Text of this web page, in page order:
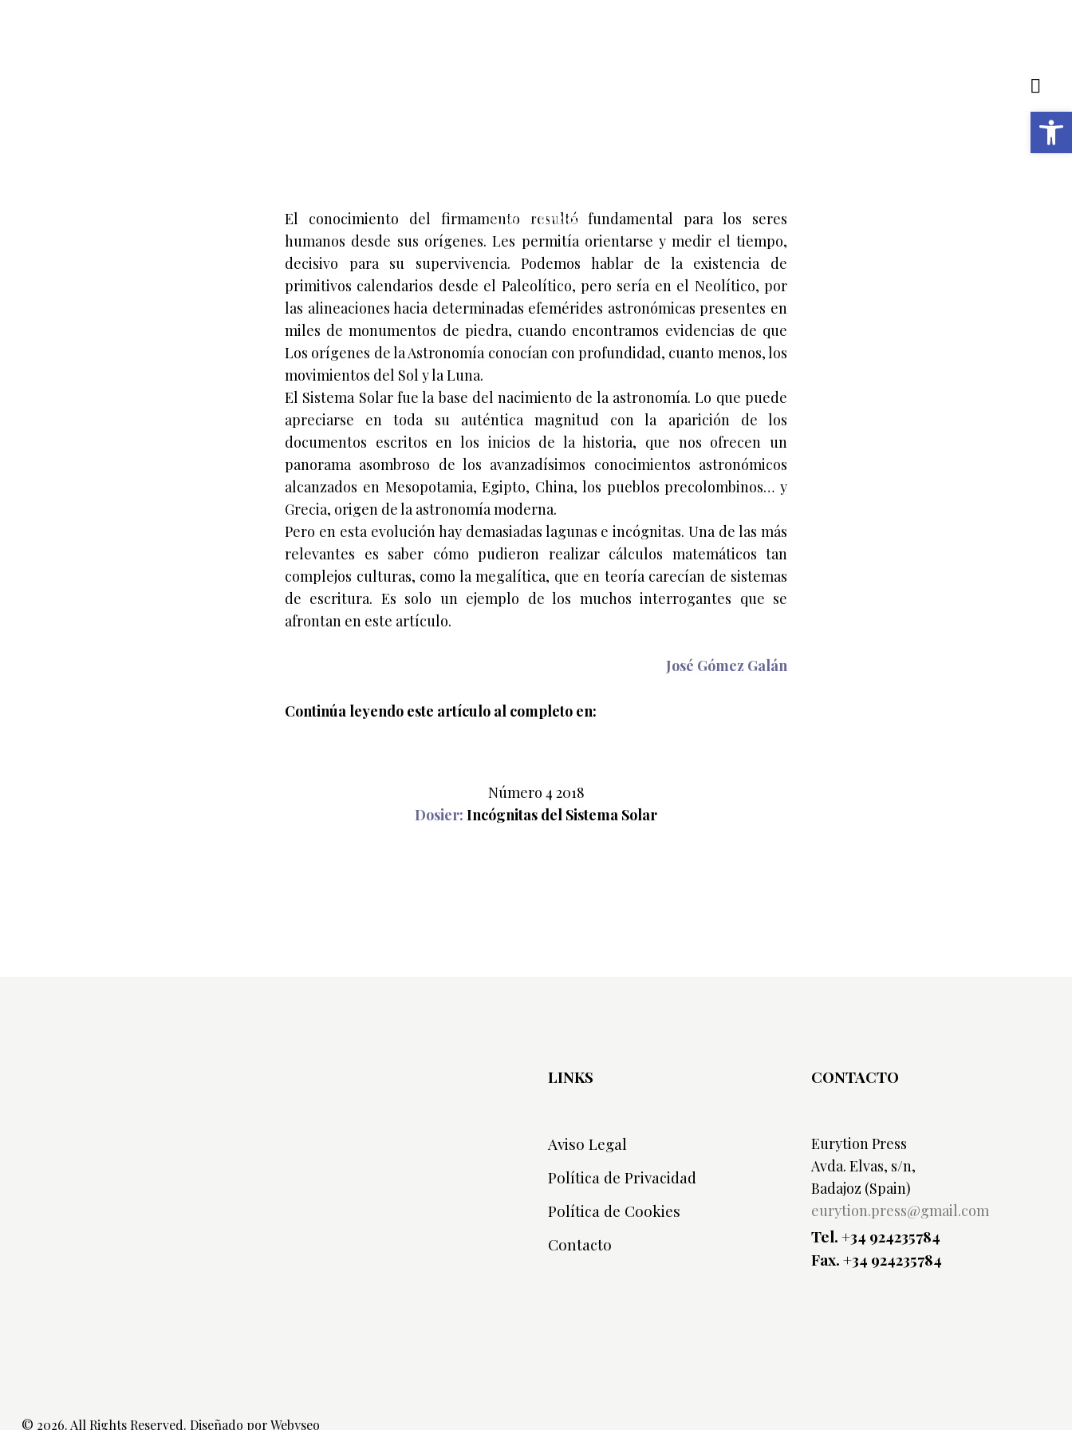
EURYTIONPRESS
El conocimiento del firmamento resultó fundamental para los seres
humanos desde sus orígenes. Les permitía orientarse y medir el tiempo,
decisivo para su supervivencia. Podemos hablar de la existencia de
primitivos calendarios desde el Paleolítico, pero sería en el Neolítico, por
las alineaciones hacia determinadas efemérides astronómicas presentes en
miles de monumentos de piedra, cuando encontramos evidencias de que
Los orígenes de la Astronomía conocían con profundidad, cuanto menos, los
movimientos del Sol y la Luna.
El Sistema Solar fue la base del nacimiento de la astronomía. Lo que puede
apreciarse en toda su auténtica magnitud con la aparición de los
documentos escritos en los inicios de la historia, que nos ofrecen un
panorama asombroso de los avanzadísimos conocimientos astronómicos
alcanzados en Mesopotamia, Egipto, China, los pueblos precolombinos… y
Grecia, origen de la astronomía moderna.
Pero en esta evolución hay demasiadas lagunas e incógnitas. Una de las más
relevantes es saber cómo pudieron realizar cálculos matemáticos tan
complejos culturas, como la megalítica, que en teoría carecían de sistemas
de escritura. Es solo un ejemplo de los muchos interrogantes que se
afrontan en este artículo.
José Gómez Galán
Continúa leyendo este artículo al completo en:
Número 4 2018
Dosier: Incógnitas del Sistema Solar
LINKS
Aviso Legal
Política de Privacidad
Política de Cookies
Contacto
CONTACTO
Eurytion Press
Avda. Elvas, s/n,
Badajoz (Spain)
eurytion.press@gmail.com
Tel. +34 924235784
Fax. +34 924235784
© 2026. All Rights Reserved. Diseñado porWebyseo
Abrir barra de herramientas